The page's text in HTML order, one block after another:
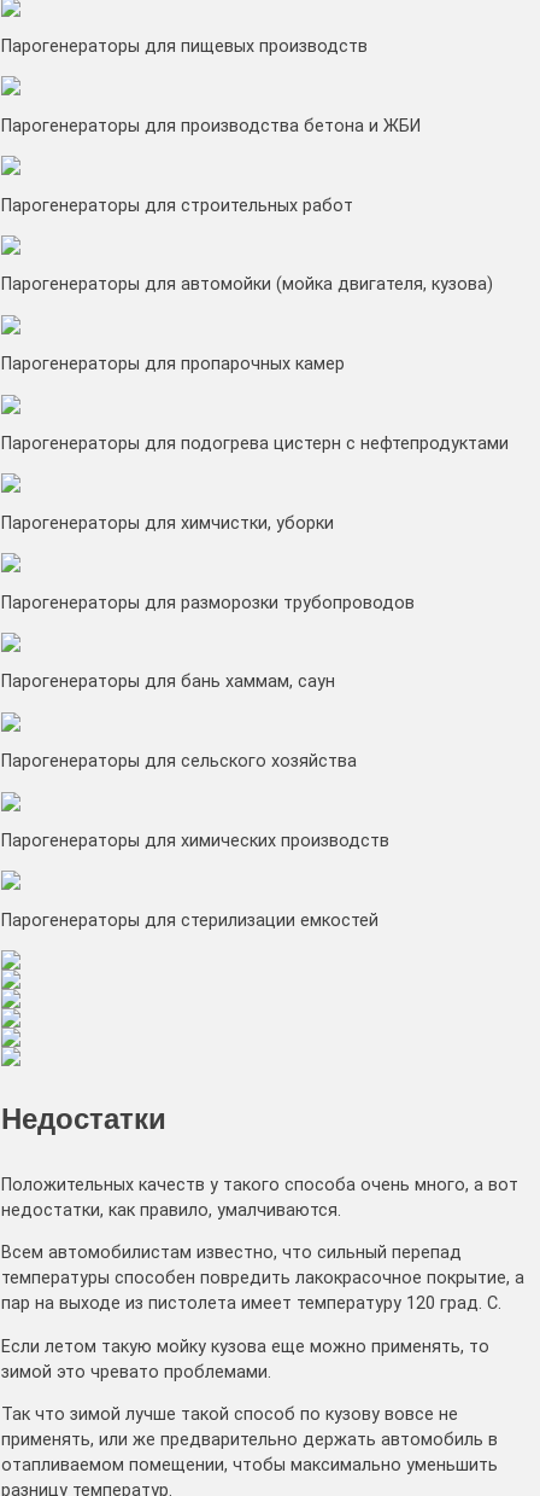
Парогенераторы для пищевых производств
Парогенераторы для производства бетона и ЖБИ
Парогенераторы для строительных работ
Парогенераторы для автомойки (мойка двигателя, кузова)
Парогенераторы для пропарочных камер
Парогенераторы для подогрева цистерн с нефтепродуктами
Парогенераторы для химчистки, уборки
Парогенераторы для разморозки трубопроводов
Парогенераторы для бань хаммам, саун
Парогенераторы для сельского хозяйства
Парогенераторы для химических производств
Парогенераторы для стерилизации емкостей
Недостатки
Положительных качеств у такого способа очень много, а вот
недостатки, как правило, умалчиваются.
Всем автомобилистам известно, что сильный перепад
температуры способен повредить лакокрасочное покрытие, а
пар на выходе из пистолета имеет температуру 120 град. С.
Если летом такую мойку кузова еще можно применять, то
зимой это чревато проблемами.
Так что зимой лучше такой способ по кузову вовсе не
применять, или же предварительно держать автомобиль в
отапливаемом помещении, чтобы максимально уменьшить
разницу температур.